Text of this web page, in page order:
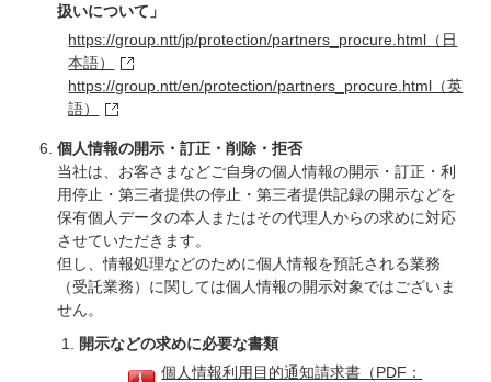
扱いについて」
https://group.ntt/jp/protection/partners_procure.html（日
本語）
https://group.ntt/en/protection/partners_procure.html（英
語）
個人情報の開示・訂正・削除・拒否
当社は、お客さまなどご自身の個人情報の開示・訂正・利
用停止・第三者提供の停止・第三者提供記録の開示などを
保有個人データの本人またはその代理人からの求めに対応
させていただきます。
但し、情報処理などのために個人情報を預託される業務
（受託業務）に関しては個人情報の開示対象ではございま
せん。
開示などの求めに必要な書類
個人情報利用目的通知請求書（PDF：